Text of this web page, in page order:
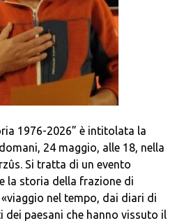
1976-2026” è intitolata la
24 maggio, alle 18, nella
Si tratta di un evento
la storia della frazione di
nel tempo, dai diari di
paesani che hanno vissuto il